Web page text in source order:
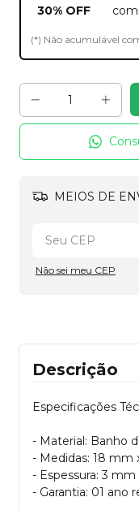
30% OFF
(*) Não acumulável
MEIOS DE
Não sei meu CEP
Descrição
Especificações
- Material: Banho
- Medidas: 18
- Espessura: 3 mm
- Garantia: 01 ano